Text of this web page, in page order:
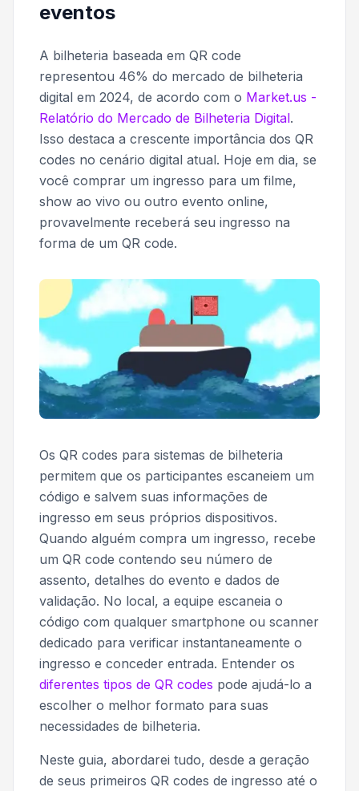
eventos
A bilheteria baseada em QR code
representou 46% do mercado de bilheteria
digital em 2024, de acordo com o Market.us -
Relatório do Mercado de Bilheteria Digital.
Isso destaca a crescente importância dos QR
codes no cenário digital atual. Hoje em dia, se
você comprar um ingresso para um filme,
show ao vivo ou outro evento online,
provavelmente receberá seu ingresso na
forma de um QR code.
Os QR codes para sistemas de bilheteria
permitem que os participantes escaneiem um
código e salvem suas informações de
ingresso em seus próprios dispositivos.
Quando alguém compra um ingresso, recebe
um QR code contendo seu número de
assento, detalhes do evento e dados de
validação. No local, a equipe escaneia o
código com qualquer smartphone ou scanner
dedicado para verificar instantaneamente o
ingresso e conceder entrada. Entender os
diferentes tipos de QR codes pode ajudá-lo a
escolher o melhor formato para suas
necessidades de bilheteria.
Neste guia, abordarei tudo, desde a geração
de seus primeiros QR codes de ingresso até o